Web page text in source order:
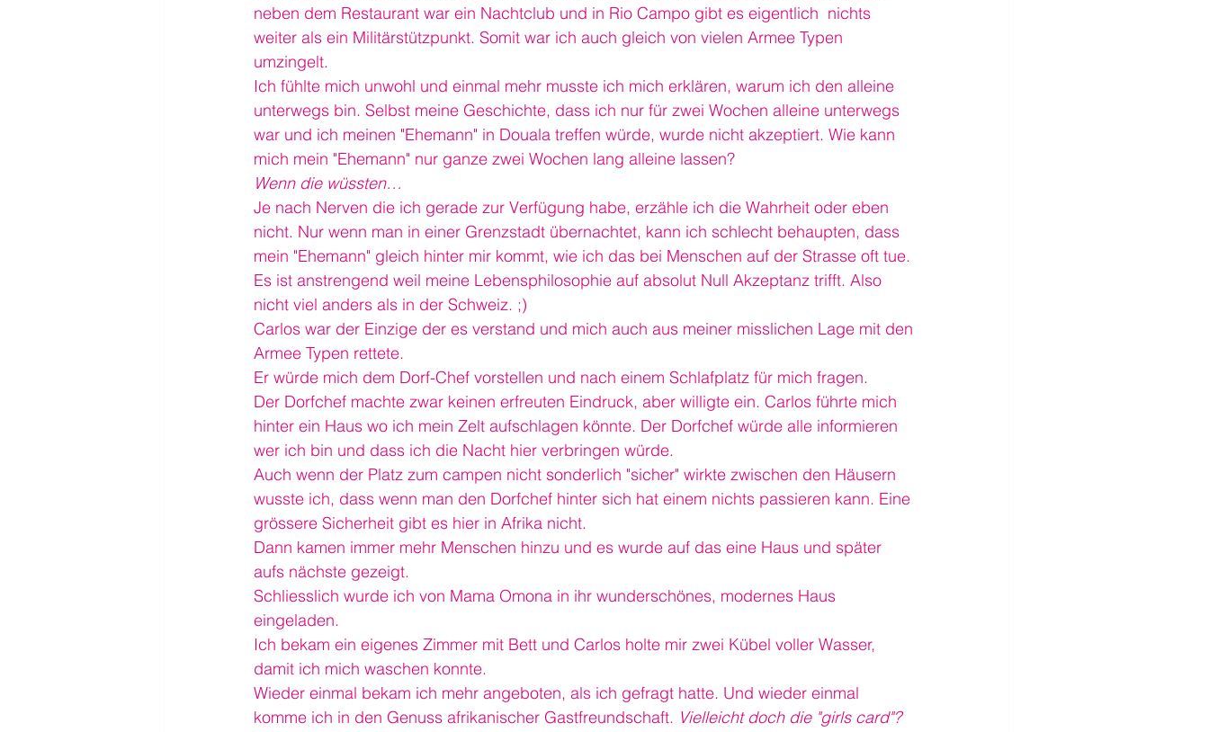
neben dem Restaurant war ein Nachtclub und in Rio Campo gibt es eigentlich  nichts
weiter als ein Militärstützpunkt. Somit war ich auch gleich von vielen Armee Typen
umzingelt.
Ich fühlte mich unwohl und einmal mehr musste ich mich erklären, warum ich den alleine
unterwegs bin. Selbst meine Geschichte, dass ich nur für zwei Wochen alleine unterwegs
war und ich meinen "Ehemann" in Douala treffen würde, wurde nicht akzeptiert. Wie kann
mich mein "Ehemann" nur ganze zwei Wochen lang alleine lassen?
Wenn die wüssten…
Je nach Nerven die ich gerade zur Verfügung habe, erzähle ich die Wahrheit oder eben
nicht. Nur wenn man in einer Grenzstadt übernachtet, kann ich schlecht behaupten, dass
mein "Ehemann" gleich hinter mir kommt, wie ich das bei Menschen auf der Strasse oft tue.
Es ist anstrengend weil meine Lebensphilosophie auf absolut Null Akzeptanz trifft. Also
nicht viel anders als in der Schweiz. ;)
Carlos war der Einzige der es verstand und mich auch aus meiner misslichen Lage mit den
Armee Typen rettete.
Er würde mich dem Dorf-Chef vorstellen und nach einem Schlafplatz für mich fragen.
Der Dorfchef machte zwar keinen erfreuten Eindruck, aber willigte ein. Carlos führte mich
hinter ein Haus wo ich mein Zelt aufschlagen könnte. Der Dorfchef würde alle informieren
wer ich bin und dass ich die Nacht hier verbringen würde.
Auch wenn der Platz zum campen nicht sonderlich "sicher" wirkte zwischen den Häusern
wusste ich, dass wenn man den Dorfchef hinter sich hat einem nichts passieren kann. Eine
grössere Sicherheit gibt es hier in Afrika nicht.
Dann kamen immer mehr Menschen hinzu und es wurde auf das eine Haus und später
aufs nächste gezeigt.
Schliesslich wurde ich von Mama Omona in ihr wunderschönes, modernes Haus
eingeladen.
Ich bekam ein eigenes Zimmer mit Bett und Carlos holte mir zwei Kübel voller Wasser,
damit ich mich waschen konnte.
Wieder einmal bekam ich mehr angeboten, als ich gefragt hatte. Und wieder einmal
komme ich in den Genuss afrikanischer Gastfreundschaft. Vielleicht doch die "girls card"?